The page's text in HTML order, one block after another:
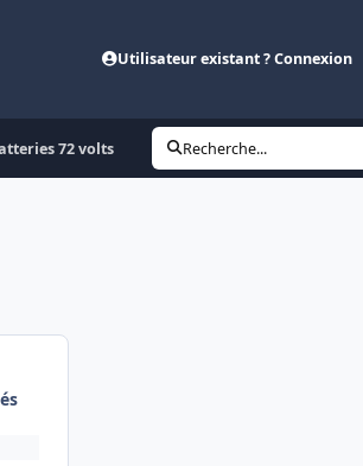
Utilisateur existant ? Connexion
72 volts Recherche...